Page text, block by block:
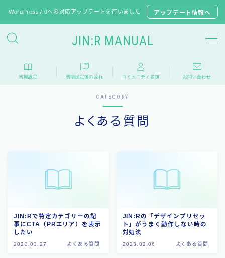
WordPress7.0への対応アップデートを行いました アップデート情報へ
JIN:R MANUAL
JIN:Rの初期設定
子テーマのダウンロード
アップデート情報
初期設定 初期設定後の流れ コミュニティ参加 お問い合わせ
CATEGORY
よくある質問
JIN:Rで特定カテゴリーの記
事にCTA（PRエリア）を表示
したい
2023.03.27 よくある質問
JIN:Rの「デザインプリセッ
ト」がうまく動作しない時の
対処法
2023.02.06 よくある質問